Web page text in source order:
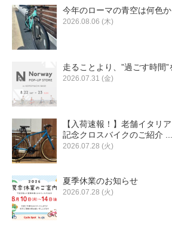
今年のローマの青空は何色か
2026.08.06 (木)
走ることより、”過ごす時間”
2026.07.31 (金)
【入荷速報！】老舗イタリ
記念クロスバイクのご紹介 ...
2026.07.28 (火)
夏季休業のお知らせ
2026.07.28 (火)